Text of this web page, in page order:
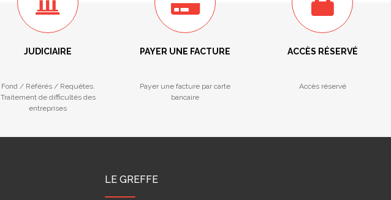
JUDICIAIRE
Fond / Référés / Requêtes.
Traitement de difficultés des
entreprises
PAYER UNE FACTURE
Payer une facture par carte
bancaire
ACCÈS RÉSERVÉ
Accès réservé
LE GREFFE